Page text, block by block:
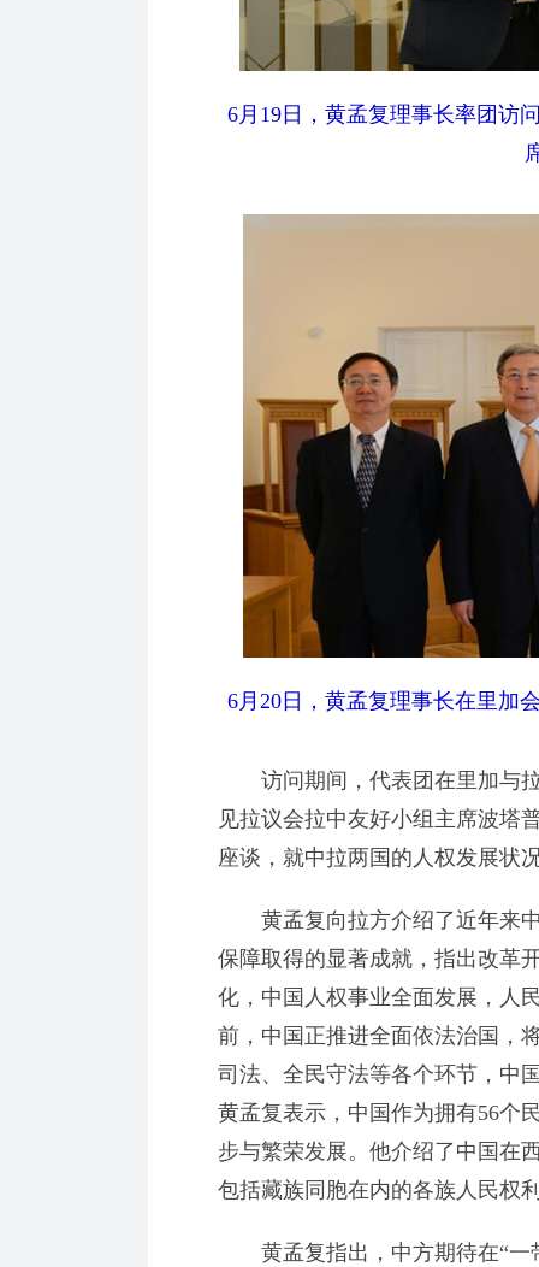
6月19日，黄孟复理事长率团访
6月20日，黄孟复理事长在里加
访问期间，代表团在里加与拉
见拉议会拉中友好小组主席波塔
座谈，就中拉两国的人权发展状
黄孟复向拉方介绍了近年来中
保障取得的显著成就，指出改革
化，中国人权事业全面发展，人
前，中国正推进全面依法治国，
司法、全民守法等各个环节，中
黄孟复表示，中国作为拥有56个
步与繁荣发展。他介绍了中国在
包括藏族同胞在内的各族人民权
黄孟复指出，中方期待在“一